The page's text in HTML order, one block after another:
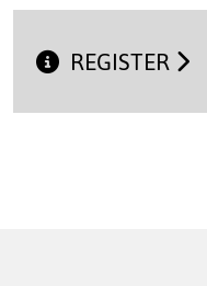
REGISTER